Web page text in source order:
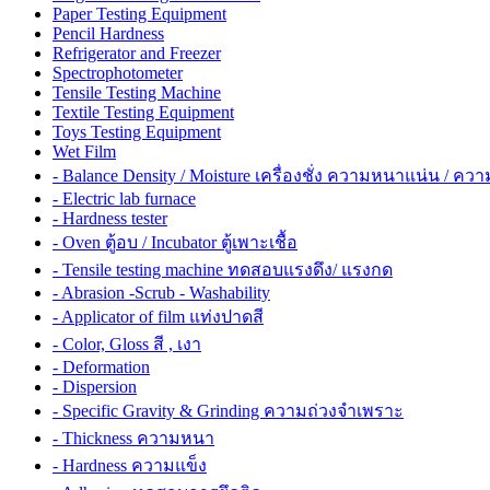
Paper Testing Equipment
Pencil Hardness
Refrigerator and Freezer
Spectrophotometer
Tensile Testing Machine
Textile Testing Equipment
Toys Testing Equipment
Wet Film
- Balance Density / Moisture เครื่องชั่ง ความหนาแน่น / คว
- Electric lab furnace
- Hardness tester
- Oven ตู้อบ / Incubator ตู้เพาะเชื้อ
- Tensile testing machine ทดสอบแรงดึง/ แรงกด
- Abrasion -Scrub - Washability
- Applicator of film แท่งปาดสี
- Color, Gloss สี , เงา
- Deformation
- Dispersion
- Specific Gravity & Grinding ความถ่วงจำเพราะ
- Thickness ความหนา
- Hardness ความแข็ง